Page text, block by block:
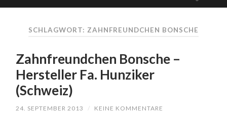
SCHLAGWORT: ZAHNFREUNDCHEN BONSCHE
Zahnfreundchen Bonsche –
Hersteller Fa. Hunziker
(Schweiz)
24. SEPTEMBER 2013 / KEINE KOMMENTARE